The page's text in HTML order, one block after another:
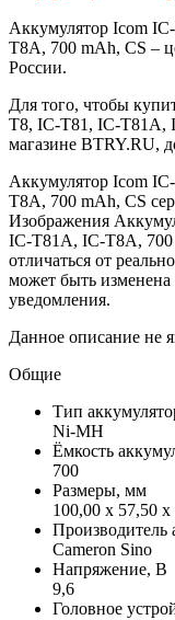
Аккумулятор Icom
T8A, 700 mAh, CS –
России.
Для того, чтобы
T8, IC-T81, IC-T81A,
магазине BTRY.RU,
Аккумулятор Icom
T8A, 700 mAh, CS
Изображения
IC-T81A, IC-T8A, 700
отличаться от
может быть изменена
уведомления.
Данное описание не
Общие
Тип
Ni-MH
Ёмкость
700
Размеры, мм
100,00 x 57,50 x
Производитель
Cameron Sino
Напряжение, В
9,6
Головное